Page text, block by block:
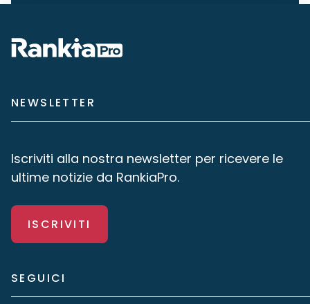
NEWSLETTER
Iscriviti alla nostra newsletter per ricevere le
ultime notizie da RankiaPro.
ISCRIVITI
SEGUICI